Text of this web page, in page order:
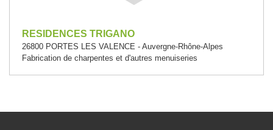
RESIDENCES TRIGANO
26800 PORTES LES VALENCE - Auvergne-Rhône-Alpes
Fabrication de charpentes et d'autres menuiseries